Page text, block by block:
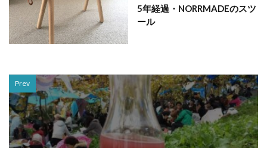
5年経過・NORRMADEのスツ
ール
Prev